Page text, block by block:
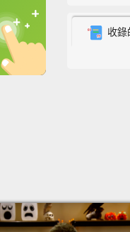
英
here's
現在，
年紀。因
節糖果。
收錄